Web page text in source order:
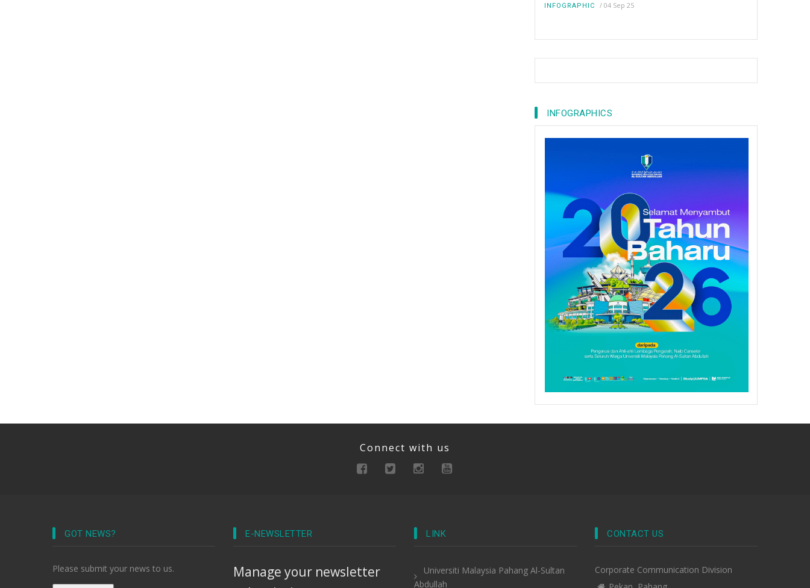
INFOGRAPHIC / 04 Sep 25
INFOGRAPHICS
Connect with us
GOT NEWS?
Please submit your news to us.
E-NEWSLETTER
Manage your newsletter
LINK
Universiti Malaysia Pahang Al-Sultan
Abdullah
CONTACT US
Corporate Communication Division